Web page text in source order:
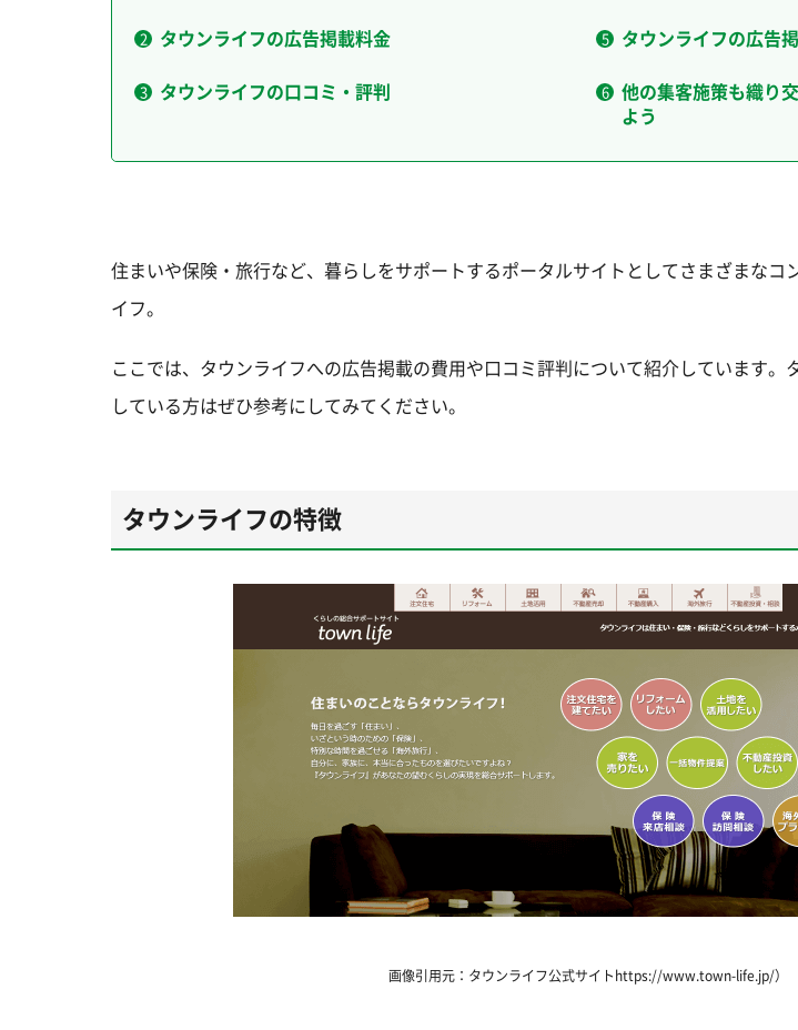
タウンライフの広告掲載料金
タウンライフの口コミ・評判
タウンライフの広告
他の集客施策も織り
よう
住まいや保険・旅行など、暮らしをサポートするポータルサイトとしてさまざまなコ
イフ。
ここでは、タウンライフへの広告掲載の費用や口コミ評判について紹介しています。
している方はぜひ参考にしてみてください。
タウンライフの特徴
画像引用元：タウンライフ公式サイトhttps://www.town-life.jp/）